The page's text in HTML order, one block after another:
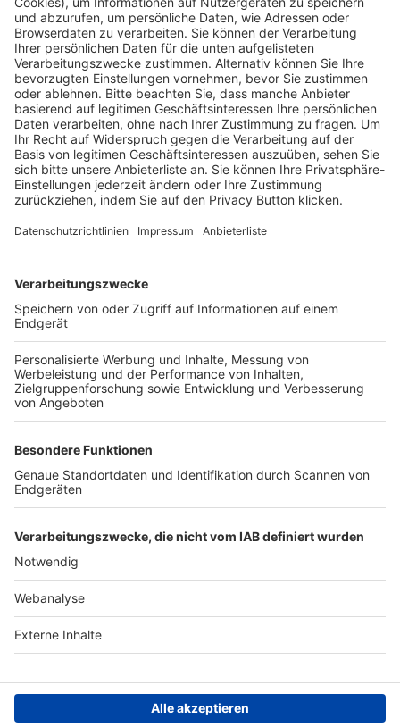
Pässe und Vereinswechsel
Trainerausbildung
Schulungsangebot Vereinsmitarbeiter
BFV-Geschäftsstellen
Trainerbörse
Login SpielPlus
FOLGE DEM BFV
TOP-VEREINE
TOP-PARTNER
Nutzungsbedingungen Datenschutz Impressum